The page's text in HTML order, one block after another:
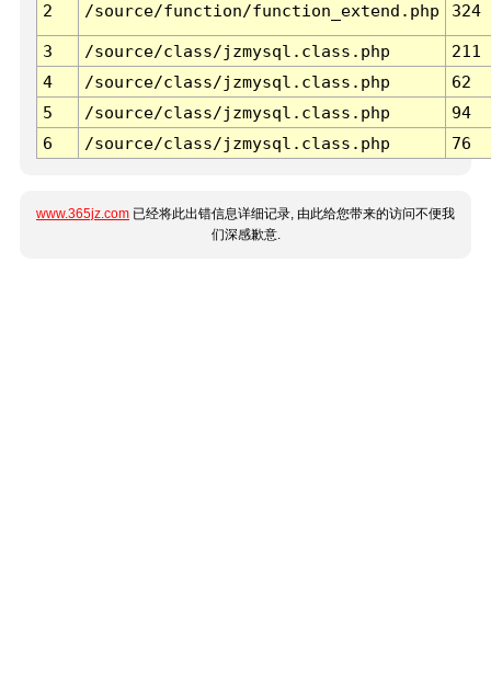
2 /source/function/function_extend.php 324
3 /source/class/jzmysql.class.php
211
4
/source/class/jzmysql.class.php
62
5
/source/class/jzmysql.class.php
94
6
/source/class/jzmysql.class.php 76
www.365jz.com 已经将此出错信息详细记录, 由此给您带来的访问不便我
们深感歉意.